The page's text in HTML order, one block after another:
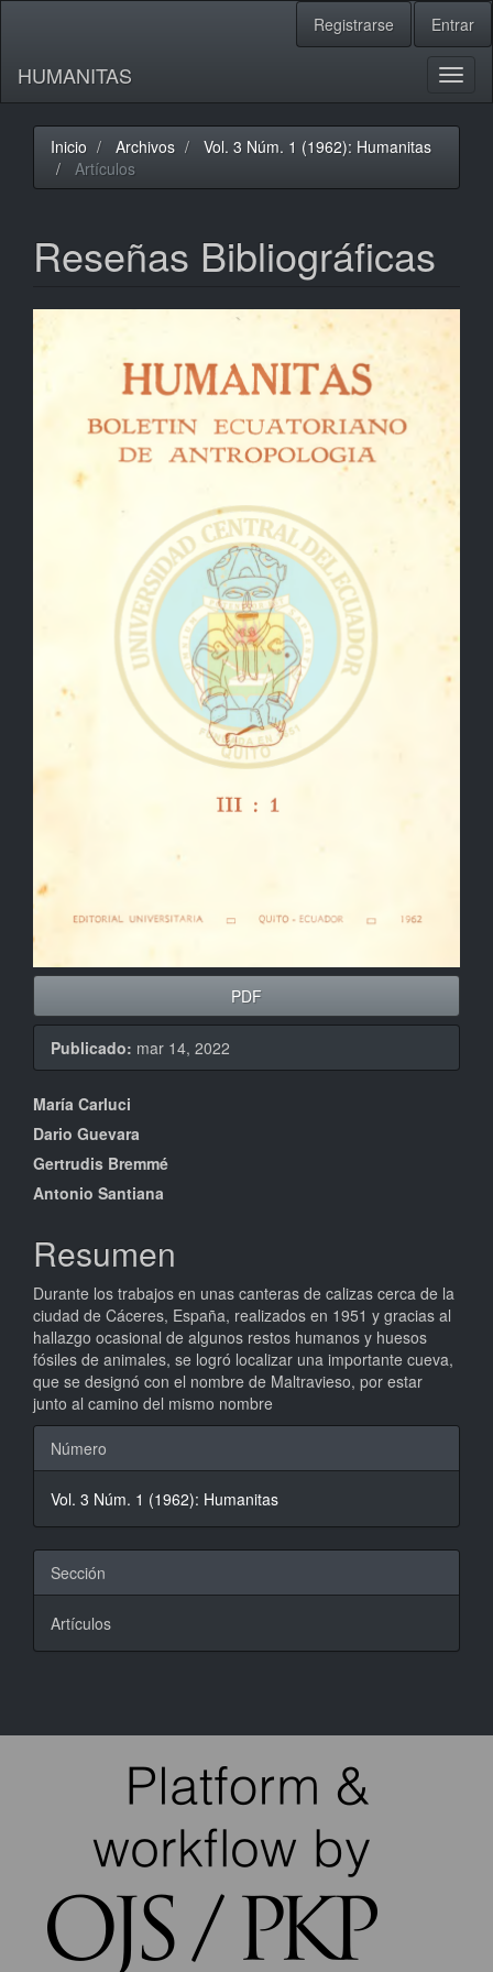
principal
Barra
lateral
Registrarse Entrar
HUMANITAS
Inicio Archivos
Vol. 3 Núm. 1 (1962): Humanitas
Artículos
Reseñas Bibliográficas
Barra
lateral
artículo
PDF
Publicado: mar 14, 2022
Contenido
principal
del
María Carluci
Dario Guevara
Gertrudis Bremmé
Antonio Santiana
Resumen
Durante los trabajos en unas canteras de calizas cerca de la
ciudad de Cáceres, España, realizados en 1951 y gracias al
hallazgo ocasional de algunos restos humanos y huesos
fósiles de animales, se logró localizar una importante cueva,
que se designó con el nombre de Maltravieso, por estar
junto al camino del mismo nombre
Detalles
del
artículo
Número
Vol. 3 Núm. 1 (1962): Humanitas
Sección
Artículos